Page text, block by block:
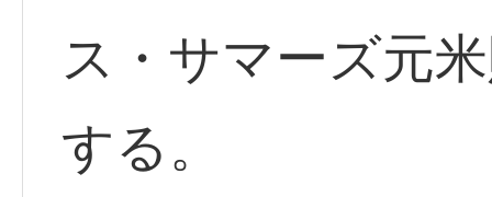
ス・サマーズ元
する。